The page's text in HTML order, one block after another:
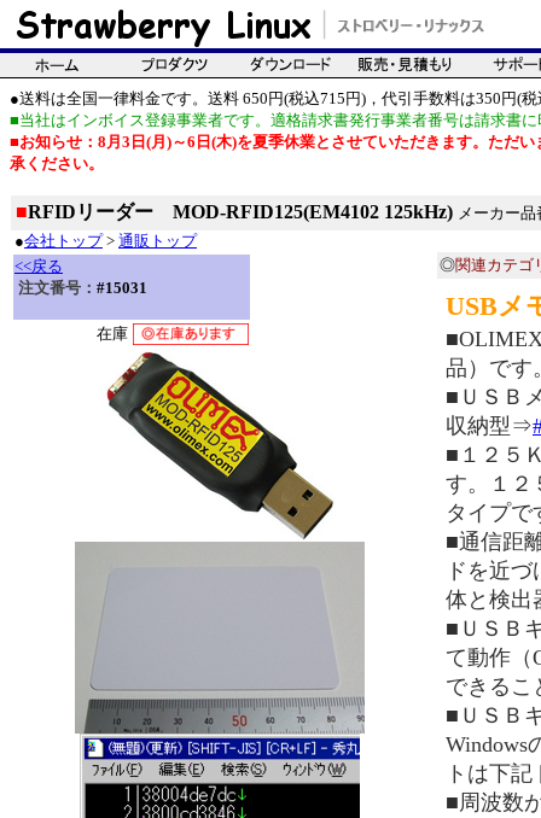
●送料は全国一律料金です。送料 650円(税込715円)，代引手数料は350円(税
■当社はインボイス登録事業者です。適格請求書発行事業者番号は請求書
■お知らせ：8月3日(月)～6日(木)を夏季休業とさせていただきます。ただ
承ください。
■RFIDリーダー MOD-RFID125(EM4102 125kHz) メーカー品
●会社トップ> 通販トップ
<<戻る
注文番号： #15031
在庫
◎関連カテゴ
USBメ
品）です
■ＵＳＢ
収納型⇒
■１２５
す。１２
タイプで
■通信距
ドを近
体と検出
■ＵＳＢ
て動作（
できるこ
■ＵＳＢ
Windows
トは下
■周波数